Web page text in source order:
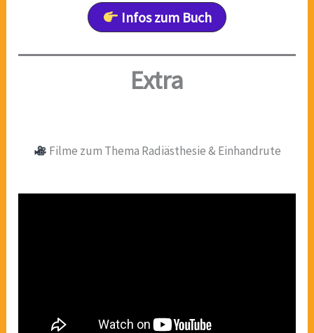
Infos zum Buch
Extra
Filme zum Thema Radiästhesie & Einhandrute